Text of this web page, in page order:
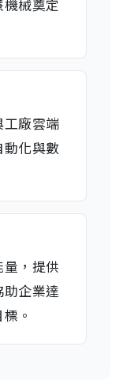
械奠定
廠雲端
化與數
，提供
企業達
。